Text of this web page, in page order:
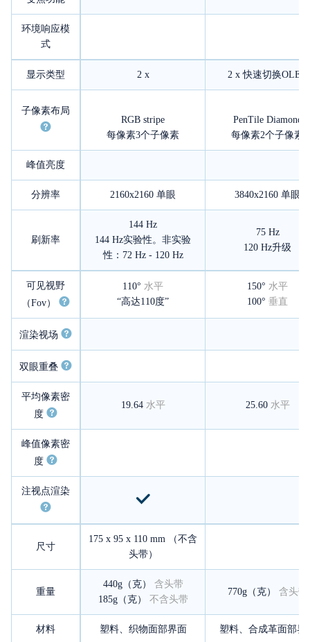
环境响应模
式
显示类型 2 x 2 x 快速切换OLED
子像素布局
RGB stripe
每像素3个子像素
PenTile Diamond
每像素2个子像素
峰值亮度
分辨率 2160x2160 单眼 3840x2160 单眼
刷新率
144 Hz
144 Hz实验性。非实验
性：72 Hz - 120 Hz
75 Hz
120 Hz升级
可见视野
（Fov）
110° 水平
“高达110度”
150° 水平
100° 垂直
渲染视场
双眼重叠
平均像素密
度
19.64 水平 25.60 水平
峰值像素密
度
注视点渲染
尺寸
175 x 95 x 110 mm （不含
头带）
重量
440g（克） 含头带
185g（克） 不含头带
770g（克） 含头带
材料 塑料、织物面部界面 塑料、合成革面部界